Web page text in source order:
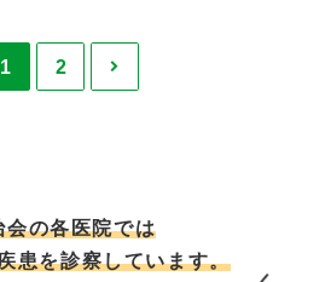
1 2
会の各医院では
患を診察しています。